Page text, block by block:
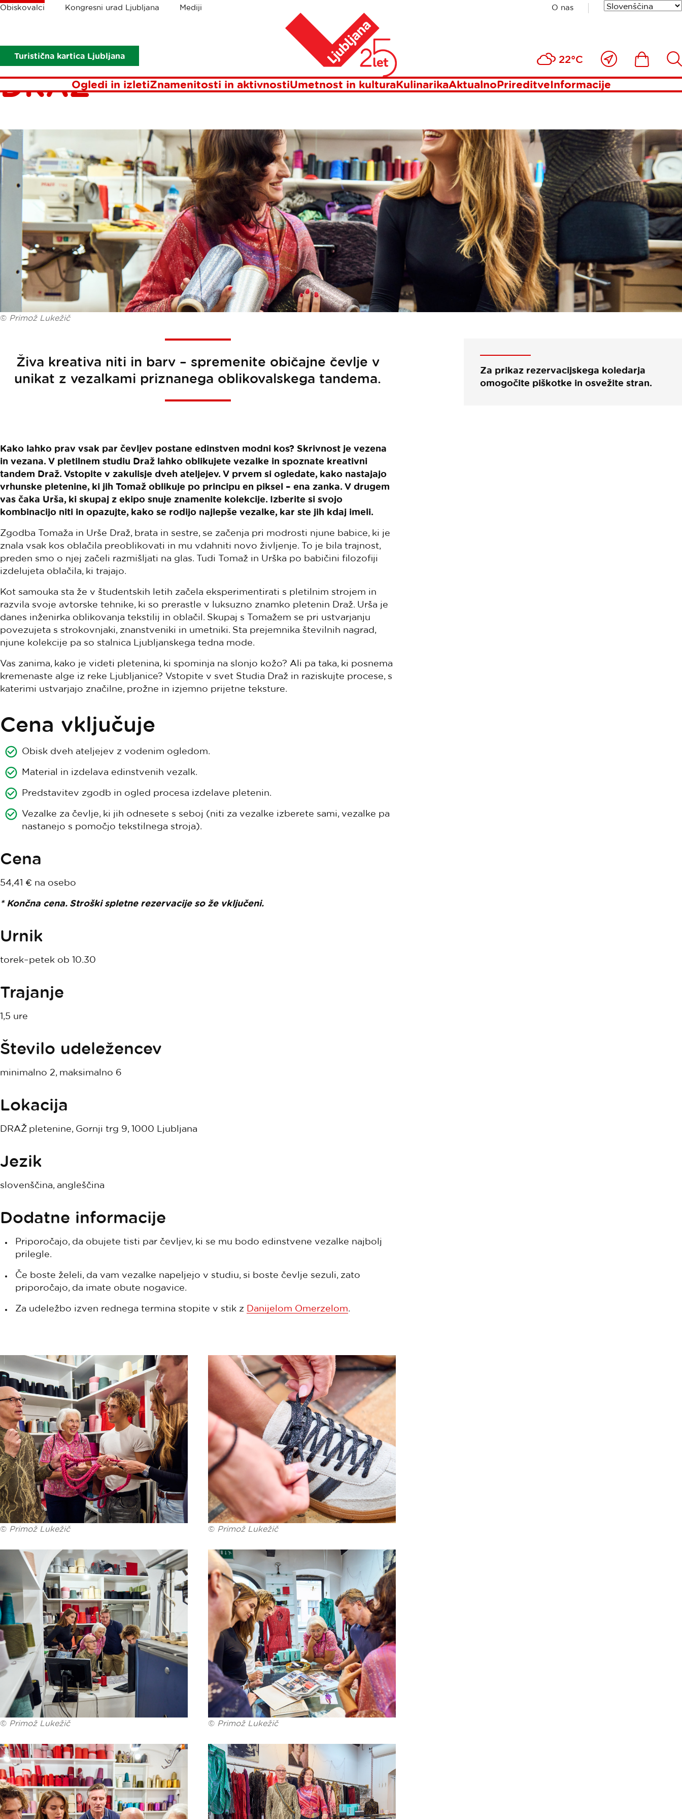
Obiskovalci Kongresni urad Ljubljana Mediji O nas
Turistična kartica Ljubljana 22°C
Blizu
mene
Ikona Išči
Ogledi in izletiZnamenitosti in aktivnostiUmetnost in kulturaKulinarikaAktualnoPrireditveInformacije
Drobtinice
USTVARITE VEZALKE V STUDIU
DRAŽ
© Primož Lukežič
Živa kreativa niti in barv – spremenite običajne čevlje v
unikat z vezalkami priznanega oblikovalskega tandema.
Kako lahko prav vsak par čevljev postane edinstven modni kos? Skrivnost je vezena
in vezana. V pletilnem studiu Draž lahko oblikujete vezalke in spoznate kreativni
tandem Draž. Vstopite v zakulisje dveh ateljejev. V prvem si ogledate, kako nastajajo
vrhunske pletenine, ki jih Tomaž oblikuje po principu en piksel – ena zanka. V drugem
vas čaka Urša, ki skupaj z ekipo snuje znamenite kolekcije. Izberite si svojo
kombinacijo niti in opazujte, kako se rodijo najlepše vezalke, kar ste jih kdaj imeli.
Zgodba Tomaža in Urše Draž, brata in sestre, se začenja pri modrosti njune babice, ki je
znala vsak kos oblačila preoblikovati in mu vdahniti novo življenje. To je bila trajnost,
preden smo o njej začeli razmišljati na glas. Tudi Tomaž in Urška po babičini filozofiji
izdelujeta oblačila, ki trajajo.
Kot samouka sta že v študentskih letih začela eksperimentirati s pletilnim strojem in
razvila svoje avtorske tehnike, ki so prerastle v luksuzno znamko pletenin Draž. Urša je
danes inženirka oblikovanja tekstilij in oblačil. Skupaj s Tomažem se pri ustvarjanju
povezujeta s strokovnjaki, znanstveniki in umetniki. Sta prejemnika številnih nagrad,
njune kolekcije pa so stalnica Ljubljanskega tedna mode.
Vas zanima, kako je videti pletenina, ki spominja na slonjo kožo? Ali pa taka, ki posnema
kremenaste alge iz reke Ljubljanice? Vstopite v svet Studia Draž in raziskujte procese, s
katerimi ustvarjajo značilne, prožne in izjemno prijetne teksture.
Cena vključuje
Obisk dveh ateljejev z vodenim ogledom.
Material in izdelava edinstvenih vezalk.
Predstavitev zgodb in ogled procesa izdelave pletenin.
Vezalke za čevlje, ki jih odnesete s seboj (niti za vezalke izberete sami, vezalke pa
nastanejo s pomočjo tekstilnega stroja).
Cena
54,41 € na osebo
* Končna cena. Stroški spletne rezervacije so že vključeni.
Urnik
torek–petek ob 10.30
Trajanje
1,5 ure
Število udeležencev
minimalno 2, maksimalno 6
Lokacija
DRAŽ pletenine, Gornji trg 9, 1000 Ljubljana
Jezik
slovenščina, angleščina
Dodatne informacije
Priporočajo, da obujete tisti par čevljev, ki se mu bodo edinstvene vezalke najbolj
prilegle.
Če boste želeli, da vam vezalke napeljejo v studiu, si boste čevlje sezuli, zato
priporočajo, da imate obute nogavice.
Za udeležbo izven rednega termina stopite v stik z Danijelom Omerzelom.
© Primož Lukežič © Primož Lukežič
© Primož Lukežič © Primož Lukežič
Za prikaz rezervacijskega koledarja
omogočite piškotke in osvežite stran.